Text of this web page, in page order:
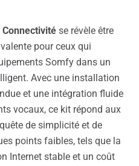
se révèle être
pour ceux qui
Somfy dans un
Avec une installation
et une intégration fluide
vocaux, ce kit répond aux
de simplicité et de
points faibles, tels que la
Internet stable et un coût